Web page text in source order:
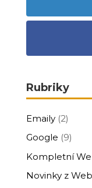
Rubriky
Emaily(2)
Google (9)
Kompletní
Novinky z